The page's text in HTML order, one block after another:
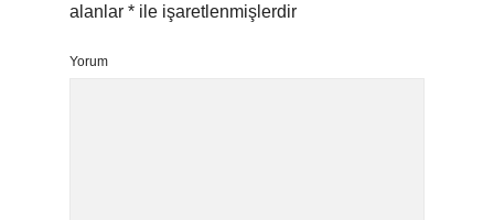
alanlar * ile işaretlenmişlerdir
Yorum